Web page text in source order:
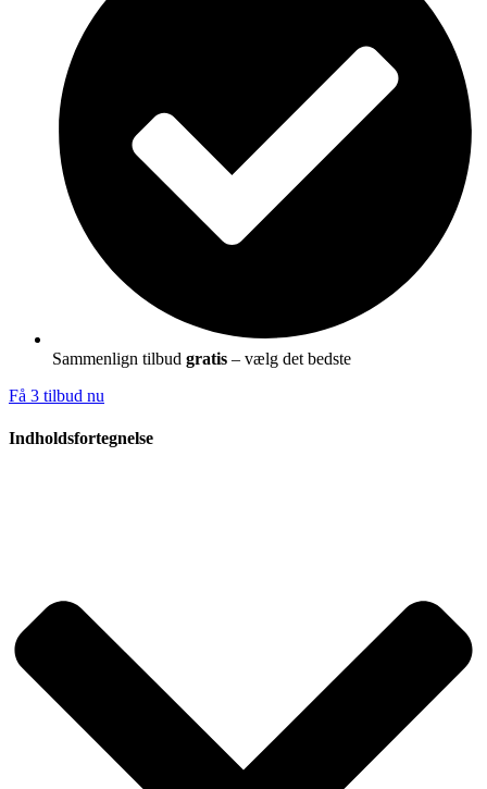
Sammenlign tilbud gratis – vælg det bedste
Få 3 tilbud nu
Indholdsfortegnelse